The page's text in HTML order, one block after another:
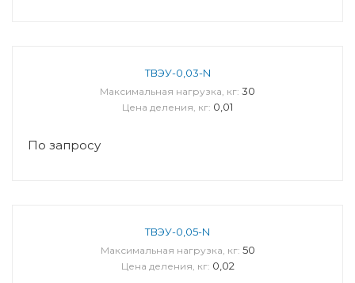
ТВЭУ-0,03-N
Максимальная нагрузка, кг: 30
Цена деления, кг: 0,01
По запросу
ТВЭУ-0,05-N
Максимальная нагрузка, кг: 50
Цена деления, кг: 0,02